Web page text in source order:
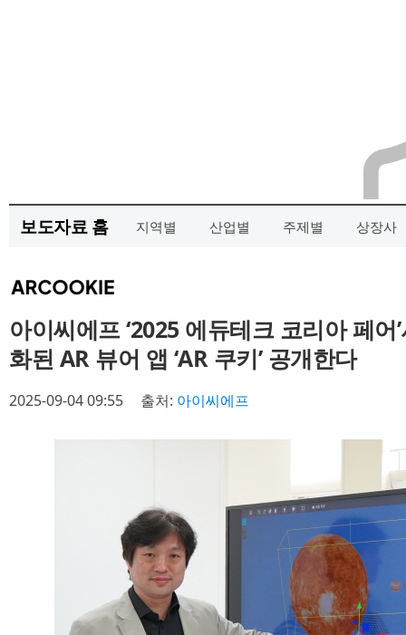
보도자료 홈 지역별 산업별 주제별 상장사
아이씨에프 ‘2025 에듀테크 코리아 페
화된 AR 뷰어 앱 ‘AR 쿠키’ 공개한다
2025-09-04 09:55 출처: 아이씨에프